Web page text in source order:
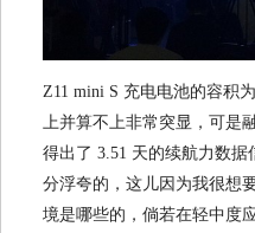
Z11 mini S 充电电池的容积
上并算不上非常突显，可是
得出了 3.51 天的续航力数
分浮夸的，这儿因为我很想
境是哪些的，倘若在轻中度